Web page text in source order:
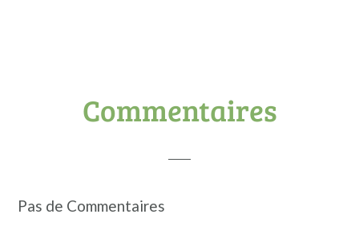
Interactions
Commentaires
Pas de Commentaires